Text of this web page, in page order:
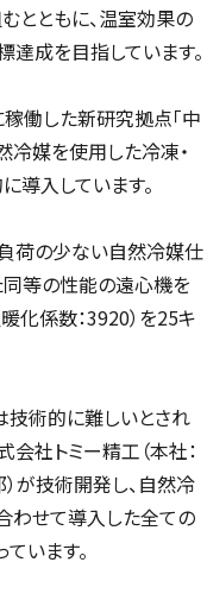
とともに、温室効果の
達成を目指しています。
働した新研究拠点「中
冷媒を使用した冷凍・
導入しています。
荷の少ない自然冷媒仕
同等の性能の遠心機を
化係数：3920）を25キ
技術的に難しいとされ
会社トミー精工（本社：
が技術開発し、自然冷
わせて導入した全ての
います。